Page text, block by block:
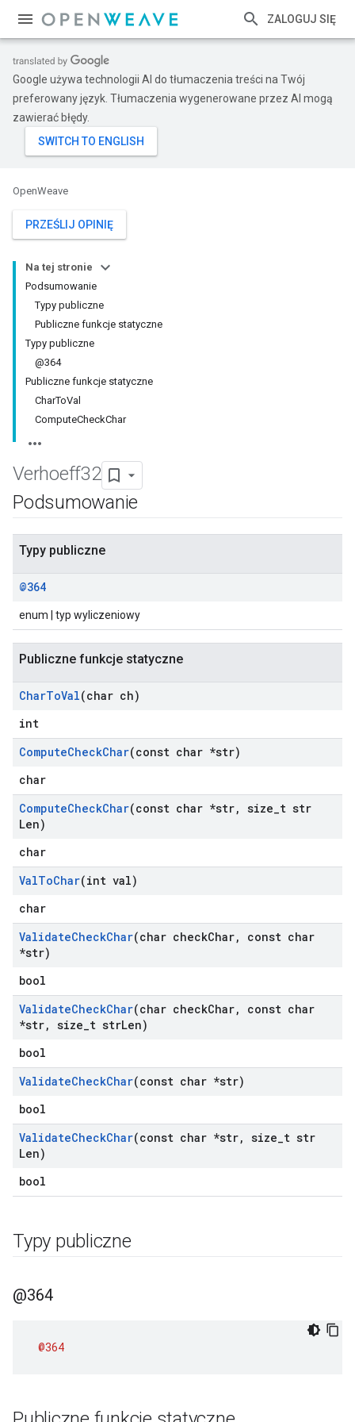
ZALOGUJ SIĘ
Google używa technologii AI do tłumaczenia treści na Twój
preferowany język. Tłumaczenia wygenerowane przez AI mogą
zawierać błędy.
OpenWeave
PRZEŚLIJ OPINIĘ
Na tej stronie
Podsumowanie
Typy publiczne
Publiczne funkcje statyczne
Typy publiczne
@364
Publiczne funkcje statyczne
CharToVal
ComputeCheckChar
Verhoeff32
Podsumowanie
Typy publiczne
@364
enum | typ wyliczeniowy
Publiczne funkcje statyczne
CharToVal(char ch)
int
ComputeCheckChar(const char *str)
char
ComputeCheckChar(const char *str, size t str
Len)
char
ValToChar(int val)
char
ValidateCheckChar(char checkChar,
const char
*str)
bool
ValidateCheckChar(char checkChar,
const char
*str, size t strLen)
bool
ValidateCheckChar(const char *str)
bool
ValidateCheckChar(const char *str, size t str
Len)
bool
Typy publiczne
@364
@364